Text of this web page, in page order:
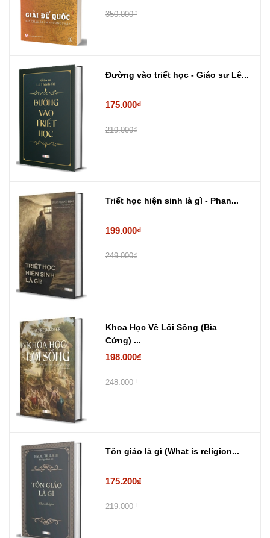
350.000₫
Đường vào triết học - Giáo sư Lê...
175.000₫
219.000₫
Triết học hiện sinh là gì - Phan...
199.000₫
249.000₫
Khoa Học Về Lối Sống (Bìa
Cứng) ...
198.000₫
248.000₫
Tôn giáo là gì (What is religion...
175.200₫
219.000₫